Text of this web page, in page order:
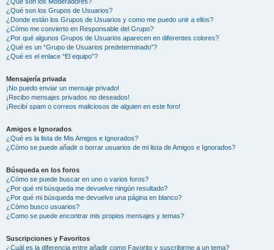
¿Qué son los Grupos de Usuarios?
¿Donde están los Grupos de Usuarios y como me puedo unir a ellos?
¿Cómo me convierto en Responsable del Grupo?
¿Por qué algunos Grupos de Usuarios aparecen en diferentes colores?
¿Qué es un “Grupo de Usuarios predeterminado”?
¿Qué es el enlace “El equipo”?
Mensajería privada
¡No puedo enviar un mensaje privado!
¡Recibo mensajes privados no deseados!
¡Recibí spam o correos maliciosos de alguien en este foro!
Amigos e Ignorados
¿Qué es la lista de Mis Amigos e Ignorados?
¿Cómo se puede añadir o borrar usuarios de mi lista de Amigos e Ignorados?
Búsqueda en los foros
¿Cómo se puede buscar en uno o varios foros?
¿Por qué mi búsqueda me devuelve ningún resultado?
¿Por qué mi búsqueda me devuelve una página en blanco?
¿Cómo busco usuarios?
¿Como se puede encontrar mis propios mensajes y temas?
Suscripciones y Favoritos
¿Cuál es la diferencia entre añadir como Favorito y suscribirme a un tema?